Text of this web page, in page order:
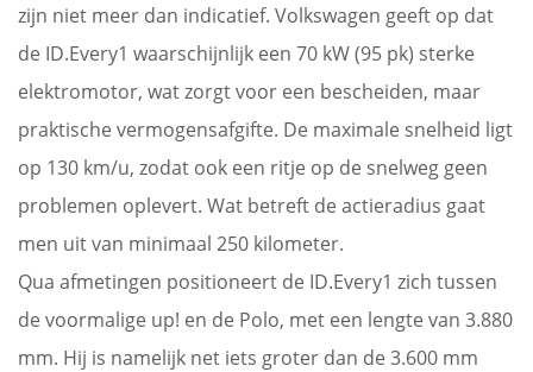
zijn niet meer dan indicatief. Volkswagen geeft op dat
de ID.Every1 waarschijnlijk een 70 kW (95 pk) sterke
elektromotor, wat zorgt voor een bescheiden, maar
praktische vermogensafgifte. De maximale snelheid ligt
op 130 km/u, zodat ook een ritje op de snelweg geen
problemen oplevert. Wat betreft de actieradius gaat
men uit van minimaal 250 kilometer.
Qua afmetingen positioneert de ID.Every1 zich tussen
de voormalige up! en de Polo, met een lengte van 3.880
mm. Hij is namelijk net iets groter dan de 3.600 mm